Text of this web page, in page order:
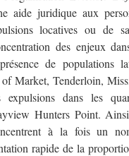
aide juridique aux
locatives ou de
des enjeux
de populations
Market, Tenderloin,
dans les
Hunters Point.
à la fois un
rapide de la